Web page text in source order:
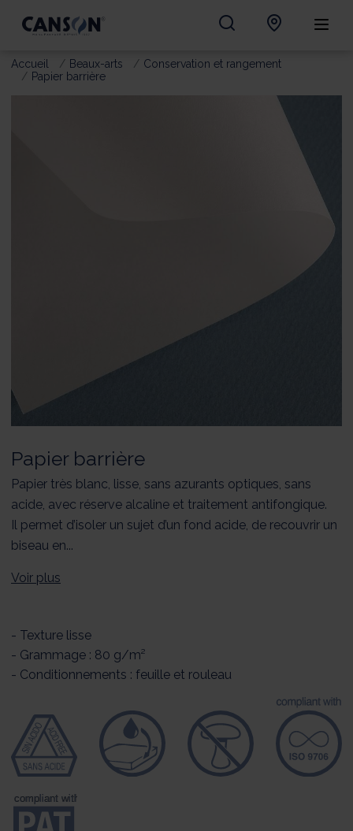
Accueil Beaux-arts
Conservation et rangement
Papier barrière
Papier barrière
Papier très blanc, lisse, sans azurants optiques, sans
acide, avec réserve alcaline et traitement antifongique.
Il permet d’isoler un sujet d’un fond acide, de recouvrir un
biseau en...
Voir plus
- Texture lisse
- Grammage : 80 g/m²
- Conditionnements : feuille et rouleau